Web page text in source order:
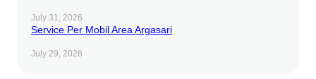
July 31, 2026
Service Per Mobil Area Argasari
July 29, 2026